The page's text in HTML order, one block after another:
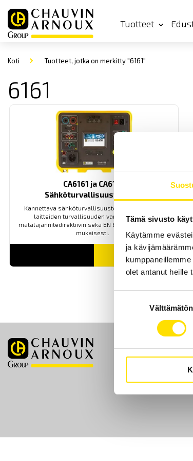
Tämä sivusto
Käytämme
ja
olet antanut heille
Välttämätön
Tuotteet
Koti Tuotteet, jotka on merkitty "6161"
6161
CA6161 ja CA6163
Sähköturvallisuustesterit
Kannettava sähköturvallisuustesteri sähköisten
laitteiden turvallisuuden varmistamiseksi
matalajännitedirektiivin sekä EN 60204-1 standardin
mukaisesti.
LUE LISÄÄ